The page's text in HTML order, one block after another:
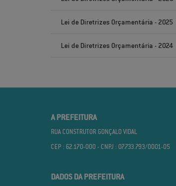
Lei de Diretrizes Orçamentária - 2025
Lei de Diretrizes Orçamentária - 2024
A PREFEITURA
RUA CONSTRUTOR GONÇALO VIDAL
CEP : 62.170­-000 - CNPJ : 07.733.793/0001­-05
DADOS DA PREFEITURA